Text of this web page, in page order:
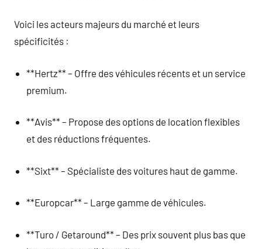
Voici les acteurs majeurs du marché et leurs
spécificités :
**Hertz** – Offre des véhicules récents et un service
premium.
**Avis** – Propose des options de location flexibles
et des réductions fréquentes.
**Sixt** – Spécialiste des voitures haut de gamme.
**Europcar** – Large gamme de véhicules.
**Turo / Getaround** – Des prix souvent plus bas que